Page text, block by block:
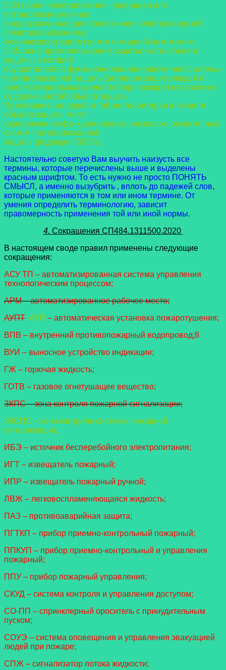
3.34 линия электропитания: проводная или
оптоволоконная линия,
предназначенная для обеспечения электроэнергией
(электроснабжением)
технических средств систем пожарной автоматики.
3.35. зона противопожарной защиты: часть объекта
защиты, в которой
осуществляется функционирование однотипной системы
противопожарной защиты (активная защита людей и
(или) материальных ценностей при пожаре) независимо
от других частей объекта защиты.
Примечание: на одной и той же территории или части
объекта защиты могут
одновременно функционировать несколько разнотипных
систем противопожарной
защиты (редакция 2025г.).
Настоятельно советую Вам выучить наизусть все
термины, которые перечислены выше и выделены
красным шрифтом. То есть нужно не просто ПОНЯТЬ
СМЫСЛ, а именно вызубрить , вплоть до падежей слов,
которые применяются в том или ином термине. От
умения определить терминологию, зависит
правомерность применения той или иной нормы.
4. Сокращения СП484.1311500.2020
В настоящем своде правил применены следующие
сокращения:
АСУ ТП – автоматизированная система управления
технологическим процессом;
АРМ – автоматизированное рабочее место;
АУПТ АУП – автоматическая установка пожаротушения;
ВПВ – внутренний противопожарный водопровод;8
ВУИ – выносное устройство индикации;
ГЖ – горючая жидкость;
ГОТВ – газовое огнетушащее вещество;
ЗКПС – зона контроля пожарной сигнализации;
ЗКСПС – зона контроля системы пожарной
сигнализации;
ИБЭ – источник бесперебойного электропитания;
ИГТ – извещатель пожарный;
ИПР – извещатель пожарный ручной;
ЛВЖ – легковоспламеняющаяся жидкость;
ПАЗ – противоаварийная защита;
ПГТКП – прибор приемно-контрольный пожарный;
ППКУП – прибор приемно-контрольный и управления
пожарный;
ППУ – прибор пожарный управления;
СКУД – система контроля и управления доступом;
СО-ПП – спринклерный ороситель с принудительным
пуском;
СОУЭ – система оповещения и управления эвакуацией
людей при пожаре;
СПЖ – сигнализатор потока жидкости;